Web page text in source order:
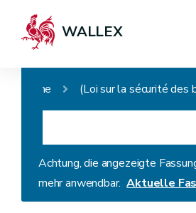
WALLEX
Home
Achtung, die angezeigte
mehr anwendbar. Aktuelle